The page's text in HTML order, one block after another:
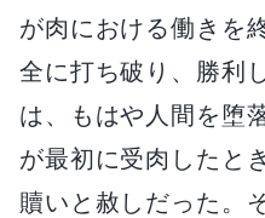
が肉における働きを
全に打ち破り、勝利
は、もはや人間を堕
が最初に受肉したと
贖いと赦しだった。